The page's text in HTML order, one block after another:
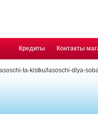
Кредиты Контакты
ta-kistku/lasoschi-dlya-